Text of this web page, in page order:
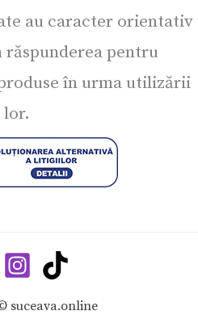
au caracter orientativ
răspunderea pentru
în urma utilizării
lor.
suceava.online